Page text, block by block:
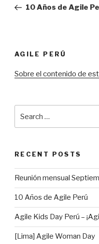
Post10 Años de Agile
AGILE PERÚ
Sobre el contenido de
RECENT POSTS
Reunión mensual
10 Años de Agile Perú
Agile Kids Day Perú –
[Lima] Agile Woman Day